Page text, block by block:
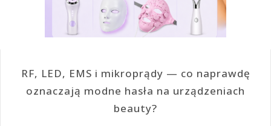
RF, LED, EMS i mikroprądy — co naprawdę
oznaczają modne hasła na urządzeniach
beauty?